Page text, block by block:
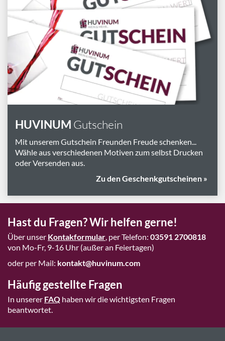
HUVINUM Gutschein
Mit unserem Gutschein Freunden Freude schenken...
Wähle aus verschiedenen Motiven zum selbst Drucken
oder Versenden aus.
Zu den Geschenkgutscheinen »
Hast du Fragen? Wir helfen gerne!
Über unser Kontakformular, per Telefon: 03591 2700818
von Mo-Fr, 9-16 Uhr (außer an Feiertagen)
oder per Mail: kontakt@huvinum.com
Häufig gestellte Fragen
In unserer FAQ haben wir die wichtigsten Fragen
beantwortet.